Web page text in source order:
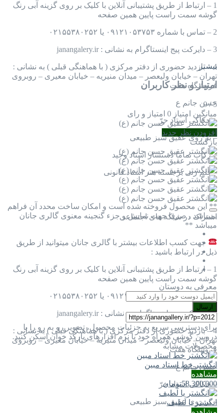
1 – ارتباط از طریق پشتیبانی آنلاین با کلیک بر روی گزینه آبی رنگ
گوشه سمت راست پایین همین صفحه
2 – تماس با شماره ۰۹۱۲۱۰۵۳۷۵۳ یا ۰۲۱۵۵۳۸۰۲۵۲
3 – دایرکت پیج اینستاگرام به نشانی : janangalery.ir
4 – بازدید حضوری از دفتر مرکزی ( با هماهنگی قبلی ) به نشانی :
تهران – خیابان ولیعصر – میدان منیریه – خیابان معیری – روبروی
فروشگاه هفت
حسن جانم ع
– حکاکی استاد حرّ
– بر روی عقیق سبز طبیعی
– رکاب تماما دستساز استاد وحید
– قلم زنی برجسته هنر استاد قانونی
** این محصول فروخته شده است و امکان ساخت محدد آن فراهم
نمیباشد ، صرفا جهت نمایش و جزء گنجینه معنوی گالری جانان
میباشد **
جهت کسب اطلاعات بیشتر با گالری جانان میتوانید از طریق
ذیل در ارتباط باشید :
1 – ارتباط از طریق پشتیبانی آنلاین با کلیک بر روی گزینه آبی رنگ
گوشه سمت راست پایین همین صفحه
2 – تماس با شماره ۰۹۱۲۱۰۵۳۷۵۳ یا ۰۲۱۵۵۳۸۰۲۵۲
3 – دایرکت پیج اینستاگرام به نشانی : janangalery.ir
4 – بازدید حضوری از دفتر مرکزی ( با هماهنگی قبلی ) به نشانی :
تهران – خیابان ولیعصر – میدان منیریه – خیابان معیری – روبروی
فروشگاه هفت
حسن جانم ع
– حکاکی استاد حرّ
– بر روی عقیق سبز طبیعی
بیشتر
امتیاز و نظر کاربران
5
/
0
میانگین امتیاز 0 امتیاز و رای
افزودن نظر جدید
بازگشت
اشتراک در شبکه های اجتماعی
معرفی به دوستان
ارسال
برای دسترسی سریع به جزئیات محصول، تصویر رو به رو را با
دروبین گوشی همراه خود یا نرم افزارهای بارکد خوان اسکن کنید.
محصولات مشابه
انگشتر خط استاد مبین
مشاهده
58,300,000تومان
انگشتر یا لَطيف